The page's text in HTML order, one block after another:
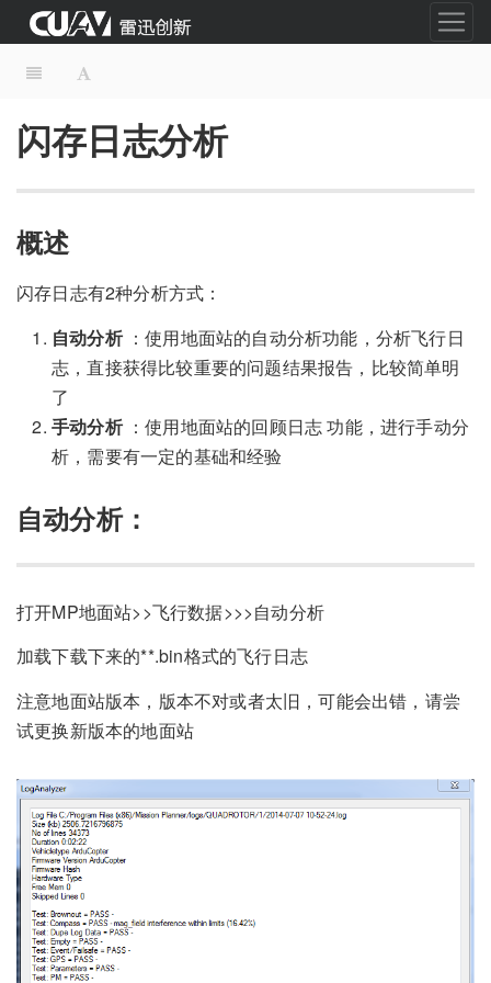
闪存日志分析
概述
闪存日志有2种分析方式：
自动分析：使用地面站的自动分析功能，分析飞行日
志，直接获得比较重要的问题结果报告，比较简单明
了
手动分析：使用地面站的回顾日志 功能，进行手动分
析，需要有一定的基础和经验
自动分析：
打开MP地面站>>飞行数据>>>自动分析
加载下载下来的**.bin格式的飞行日志
注意地面站版本，版本不对或者太旧，可能会出错，请尝
试更换新版本的地面站